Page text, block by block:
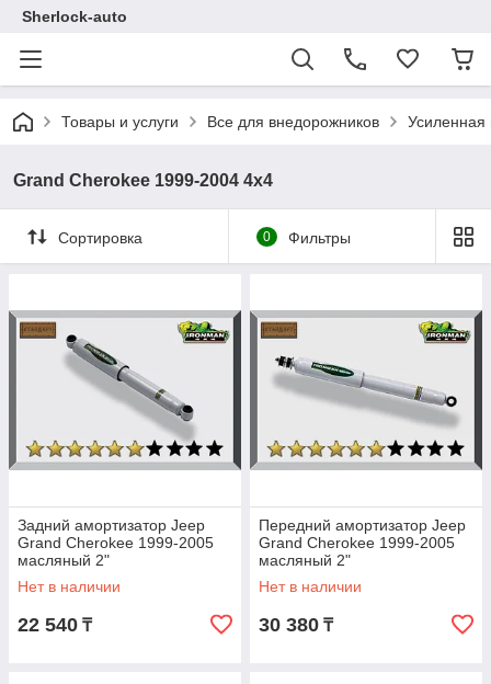
Sherlock-auto
Товары и услуги Все для внедорожников Усиленная
Grand Cherokee 1999-2004 4х4
Сортировка 0 Фильтры
Задний амортизатор Jeep
Grand Cherokee 1999-2005
масляный 2"
Нет в наличии
22 540 ₸
Передний амортизатор Jeep
Grand Cherokee 1999-2005
масляный 2"
Нет в наличии
30 380 ₸